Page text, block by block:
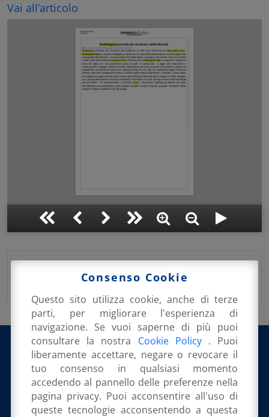
Vai all’articolo
Pubblicato su:22 Febbraio 2018
Rassegna Stampa
@orsini_emanuele
Consenso Cookie
Questo sito utilizza cookie, anche di terze
parti, per migliorare l'esperienza di
navigazione. Se vuoi saperne di più puoi
consultare la nostra Cookie Policy . Puoi
liberamente accettare, negare o revocare il
tuo consenso in qualsiasi momento
accedendo al pannello delle preferenze nella
pagina privacy. Puoi acconsentire all'uso di
queste tecnologie acconsentendo a questa